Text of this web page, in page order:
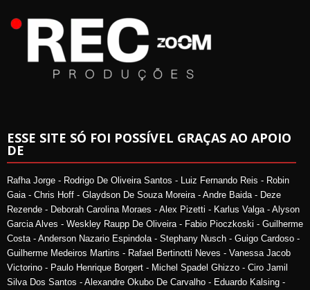
ESSE SITE SÓ FOI POSSÍVEL GRAÇAS AO APOIO
DE
Rafha Jorge - Rodrigo De Oliveira Santos - Luiz Fernando Reis - Robin
Gaia - Chris Hoff - Glaydson De Souza Moreira - Andre Baida - Deze
Rezende - Deborah Carolina Moraes - Alex Pizetti - Karlus Valga - Alyson
Garcia Alves - Weskley Raupp De Oliveira - Fabio Pioczkoski - Guilherme
Costa - Anderson Nazario Espindola - Stephany Nusch - Guigo Cardoso -
Guilherme Medeiros Martins - Rafael Bertinotti Neves - Vanessa Jacob
Victorino - Paulo Henrique Borgert - Michel Spadel Ghizzo - Ciro Jamil
Silva Dos Santos - Alexandre Okubo De Carvalho - Eduardo Kalsing -